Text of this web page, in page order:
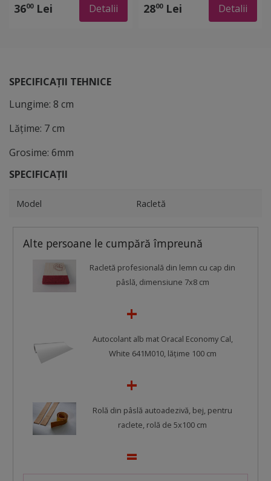
100 cm
3600Lei Detalii
lăţime
2800Lei Detalii
SPECIFICAȚII TEHNICE
Lungime: 8 cm
Lățime: 7 cm
Grosime: 6mm
SPECIFICAȚII
Model Racletă
Alte persoane le cumpără împreună
Racletă profesională din lemn cu cap din
pâslă, dimensiune 7x8 cm
Autocolant alb mat Oracal Economy Cal,
White 641M010, lățime 100 cm
Rolă din pâslă autoadezivă, bej, pentru
raclete, rolă de 5x100 cm